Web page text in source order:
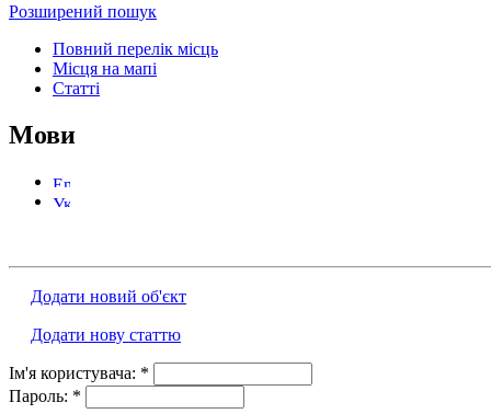
Розширений пошук
Повний перелік місць
Місця на мапі
Статті
Мови
Додати новий об'єкт
Додати нову статтю
Ім'я користувача: *
Пароль: *